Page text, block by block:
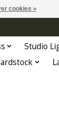
Studio
cookies »